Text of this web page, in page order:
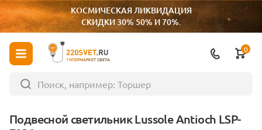
КОСМИЧЕСКАЯ ЛИКВИДАЦИЯ
СКИДКИ 30% 50% И 70%.
ГИПЕРМАРКЕТ СВЕТА
0
Подвесной светильник Lussole Antioch LSP-